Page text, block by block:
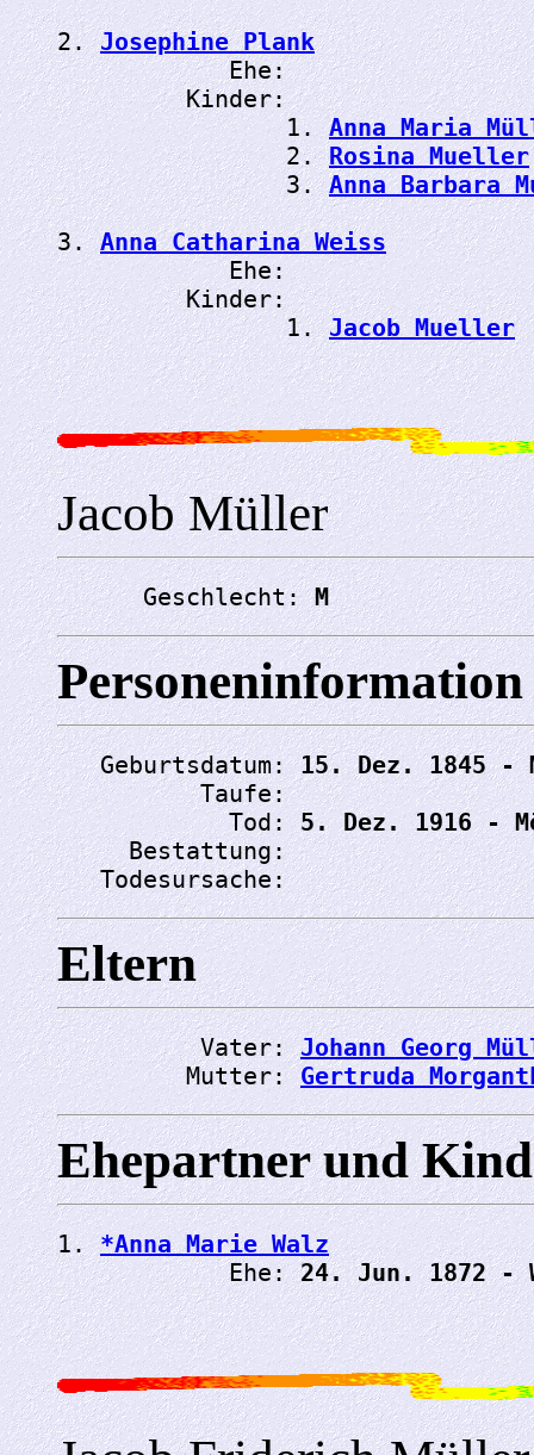
2. Josephine Plank
            Ehe:
         Kinder:
                1.
Anna Maria
                2.
Rosina Mueller
                3.
Anna Barbara
3. Anna Catharina Weiss
            Ehe:
         Kinder:
                1.
Jacob Mueller
Jacob Müller
      Geschlecht:
M
Personeninformation
   Geburtsdatum:
15. Dez. 1845 -
          Taufe:
            Tod:
5. Dez. 1916 -
     Bestattung:
   Todesursache:
Eltern
          Vater:
Johann Georg
         Mutter:
Gertruda
Ehepartner und
1. *Anna Marie Walz
            Ehe:
24. Jun. 1872 -